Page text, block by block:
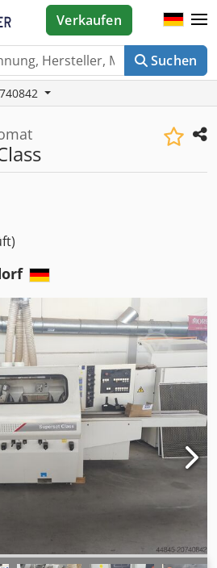
Suchen
Verkaufen